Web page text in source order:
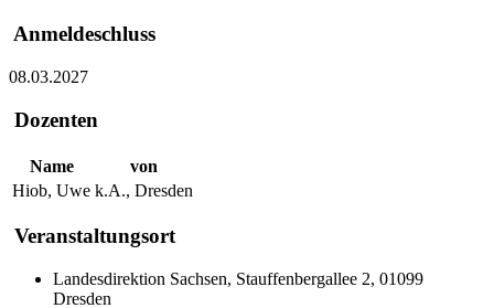
Anmeldeschluss
08.03.2027
Dozenten
Name
von
Hiob, Uwe k.A., Dresden
Veranstaltungsort
Landesdirektion Sachsen, Stauffenbergallee 2, 01099
Dresden